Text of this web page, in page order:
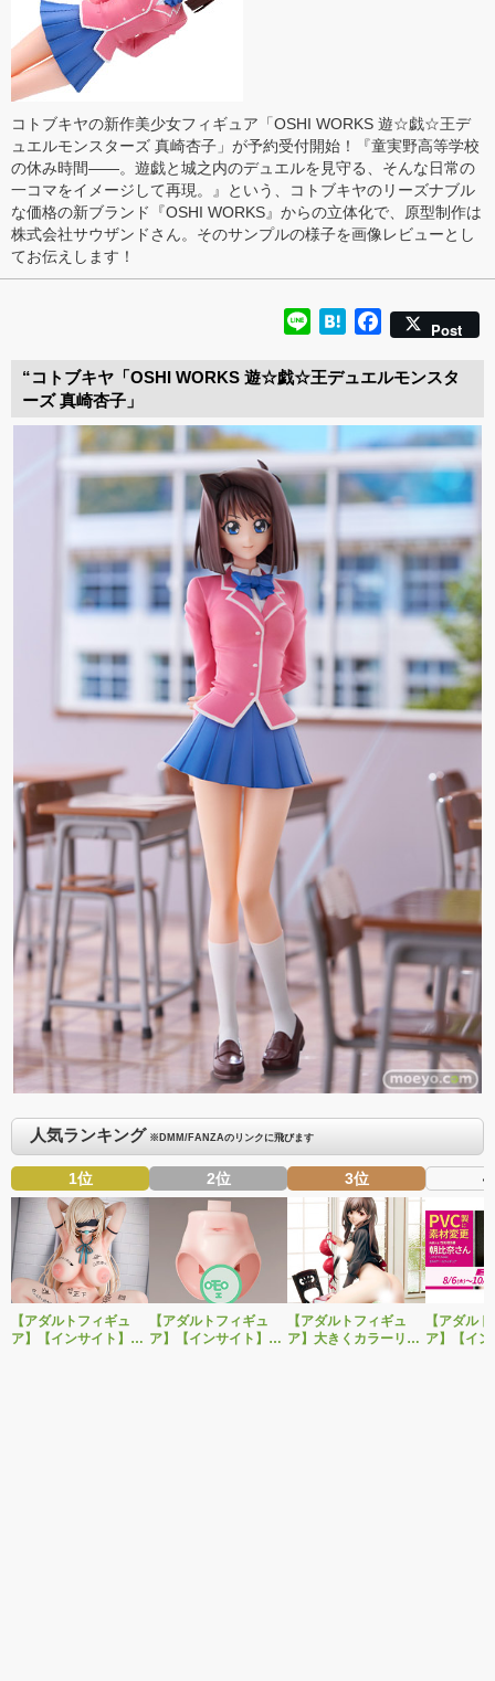
コトブキヤの新作美少女フィギュア「OSHI WORKS 遊☆戯☆王デ
ュエルモンスターズ 真崎杏子」が予約受付開始！『童実野高等学校
の休み時間――。遊戯と城之内のデュエルを見守る、そんな日常の
一コマをイメージして再現。』という、コトブキヤのリーズナブル
な価格の新ブランド『OSHI WORKS』からの立体化で、原型制作は
株式会社サウザンドさん。そのサンプルの様子を画像レビューとし
てお伝えします！
Line HatenaFacebook
Post
“コトブキヤ「OSHI WORKS 遊☆戯☆王デュエルモンスタ
ーズ 真崎杏子」
人気ランキング ※DMM/FANZAのリンクに飛びます
1位
【アダルトフィギュ
ア】【インサイト】肉
2位
【アダルトフィギュ
ア】【インサイト】ベ
3位
【アダルトフィギュ
ア】大きくカラーリン
4
【アダル
ア】【イ